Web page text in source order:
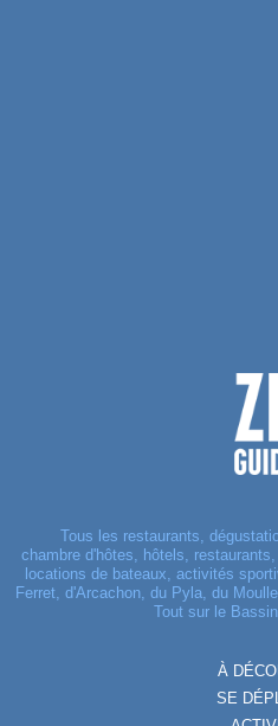
Tous les restaurants,
chambre d'hôtes, hôtels,
locations de bateaux, activités
Ferret, d'Arcachon, du Pyla, du
Tout sur le
À
SE